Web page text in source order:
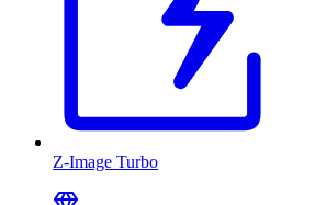
Z-Image Turbo